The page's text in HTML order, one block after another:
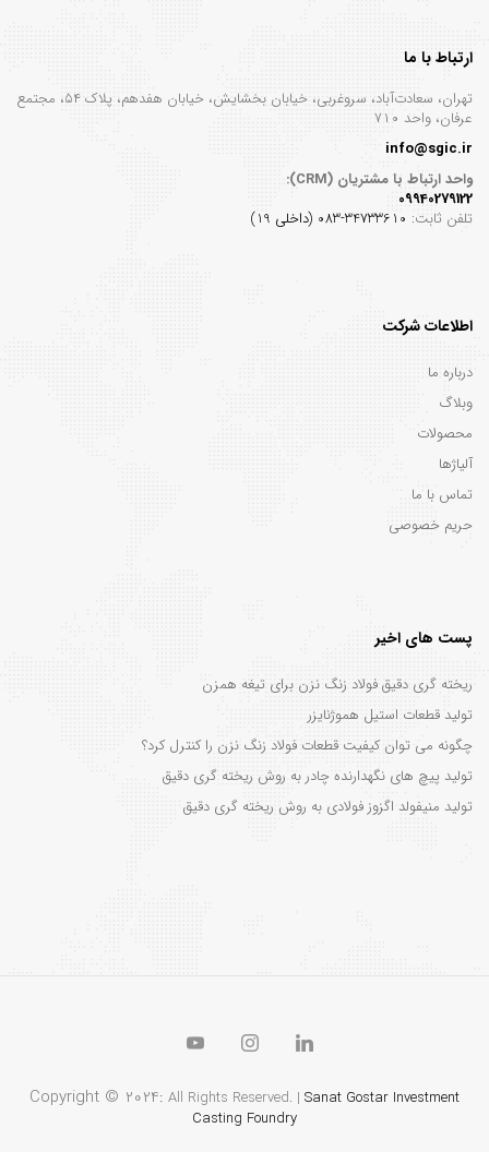
ارتباط با ما
تهران، سعادت‌آباد، سروغربی، خیابان بخشایش، خیابان هفدهم، پلاک ۵۴، مجتمع
عرفان، واحد ۷۱۰
info@sgic.ir
واحد ارتباط با مشتریان (CRM):
09940279122
تلفن ثابت: 34733610-083 (داخلی 19)
اطلاعات شرکت
درباره ما
وبلاگ
محصولات
آلیاژها
تماس با ما
حریم خصوصی
پست های اخیر
ریخته گری دقیق فولاد زنگ نزن برای تیغه همزن
تولید قطعات استیل هموژنایزر
چگونه می توان کیفیت قطعات فولاد زنگ نزن را کنترل کرد؟
تولید پیچ های نگهدارنده چادر به روش ریخته گری دقیق
تولید منیفولد اگزوز فولادی به روش ریخته گری دقیق
Copyright © 2024: All Rights Reserved. | Sanat Gostar Investment
Casting Foundry